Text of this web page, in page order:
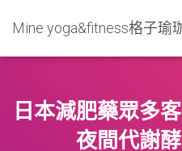
Mine yoga&fitness格子瑜
日本減肥藥眾多
夜間代謝